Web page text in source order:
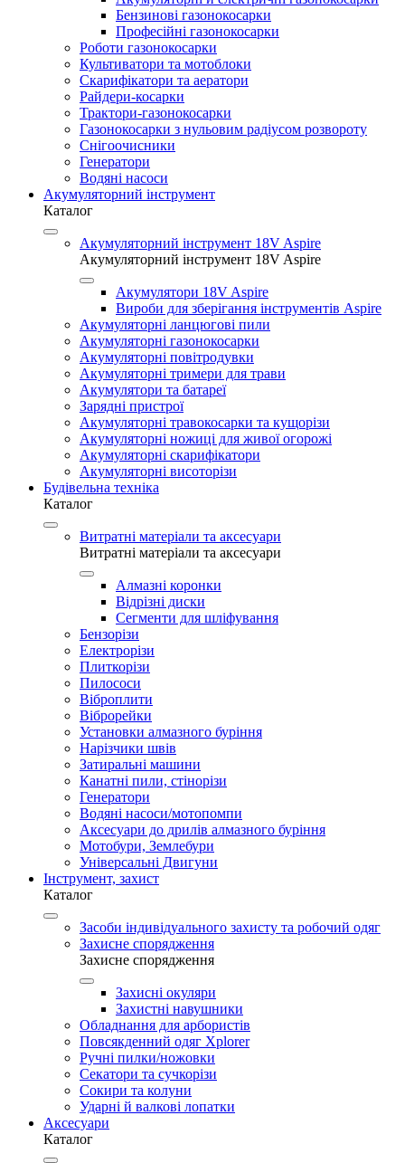
Бензинові газонокосарки
Професійні газонокосарки
Роботи газонокосарки
Культиватори та мотоблоки
Скарифікатори та аератори
Райдери-косарки
Трактори-газонокосарки
Газонокосарки з нульовим радіусом розвороту
Снігоочисники
Генератори
Водяні насоси
Акумуляторний інструмент
Каталог
Акумуляторний інструмент 18V Aspire
Акумуляторний інструмент 18V Aspire
Акумулятори 18V Aspire
Вироби для зберігання інструментів Aspire
Акумуляторні ланцюгові пили
Акумуляторні газонокосарки
Акумуляторні повітродувки
Акумуляторні тримери для трави
Акумулятори та батареї
Зарядні пристрої
Акумуляторні травокосарки та кущорізи
Акумуляторні ножиці для живої огорожі
Акумуляторні скарифікатори
Акумуляторні висоторізи
Будівельна техніка
Каталог
Витратні матеріали та аксесуари
Витратні матеріали та аксесуари
Алмазні коронки
Відрізні диски
Сегменти для шліфування
Бензорізи
Електрорізи
Плиткорізи
Пилососи
Віброплити
Віброрейки
Установки алмазного буріння
Нарізчики швів
Затиральні машини
Канатні пили, стінорізи
Генератори
Водяні насоси/мотопомпи
Аксесуари до дрилів алмазного буріння
Мотобури, Землебури
Універсальні Двигуни
Інструмент, захист
Каталог
Засоби індивідуального захисту та робочий одяг
Захисне спорядження
Захисне спорядження
Захисні окуляри
Захистні навушники
Обладнання для арбористів
Повсякденний одяг Xplorer
Ручні пилки/ножовки
Секатори та сучкорізи
Сокири та колуни
Ударні й валкові лопатки
Аксесуари
Каталог